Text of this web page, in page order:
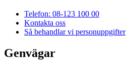
Telefon: 08-123 100 00
Kontakta oss
Så behandlar vi personuppgifter
Genvägar